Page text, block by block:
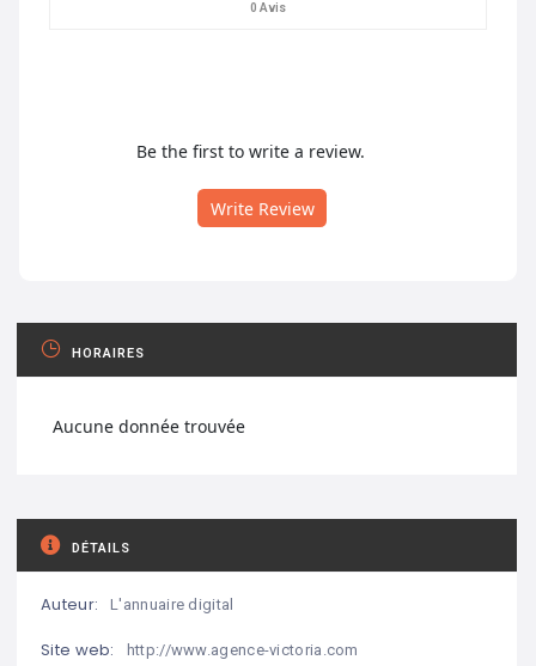
0 Avis
Be the first to write a review.
Write Review
HORAIRES
Aucune donnée trouvée
DÉTAILS
Auteur: L'annuaire digital
Site web: http://www.agence-victoria.com